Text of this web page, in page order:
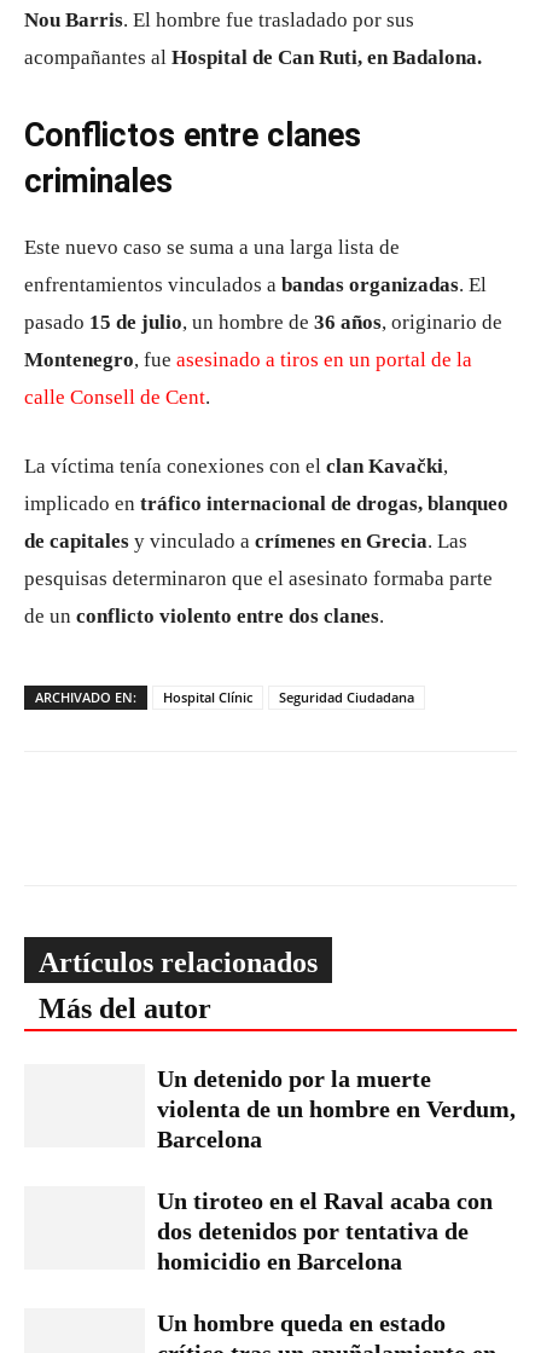
Nou Barris. El hombre fue trasladado por sus
acompañantes al Hospital de Can Ruti, en Badalona.
Conflictos entre clanes
criminales
Este nuevo caso se suma a una larga lista de
enfrentamientos vinculados a bandas organizadas. El
pasado 15 de julio, un hombre de 36 años, originario de
Montenegro, fue asesinado a tiros en un portal de la
calle Consell de Cent.
La víctima tenía conexiones con el clan Kavački,
implicado en tráfico internacional de drogas, blanqueo
de capitales y vinculado a crímenes en Grecia. Las
pesquisas determinaron que el asesinato formaba parte
de un conflicto violento entre dos clanes.
ARCHIVADO EN: Hospital Clínic Seguridad Ciudadana
Artículos relacionados
Más del autor
Un detenido por la muerte
violenta de un hombre en Verdum,
Barcelona
Un tiroteo en el Raval acaba con
dos detenidos por tentativa de
homicidio en Barcelona
Un hombre queda en estado